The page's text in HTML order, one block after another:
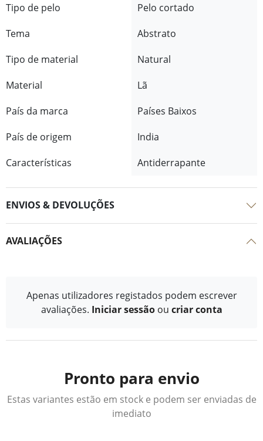
Tipo de pelo
Pelo cortado
Tema
Abstrato
Tipo de material
Natural
Material
Lã
País da marca
Países Baixos
País de origem
India
Características
Antiderrapante
ENVIOS & DEVOLUÇÕES
AVALIAÇÕES
Apenas utilizadores registados podem escrever
avaliações. Iniciar sessão ou criar conta
Pronto para envio
Estas variantes estão em stock e podem ser enviadas de
imediato